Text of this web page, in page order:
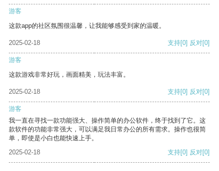
游客
这款app的社区氛围很温馨，让我能够感受到家的温暖。
2025-02-18 支持[0] 反对[0]
游客
这款游戏非常好玩，画面精美，玩法丰富。
2025-02-18 支持[0] 反对[0]
游客
我一直在寻找一款功能强大、操作简单的办公软件，终于找到了它。这
款软件的功能非常强大，可以满足我日常办公的所有需求。操作也很简
单，即使是小白也能快速上手。
2025-02-18
支持[0] 反对[0]